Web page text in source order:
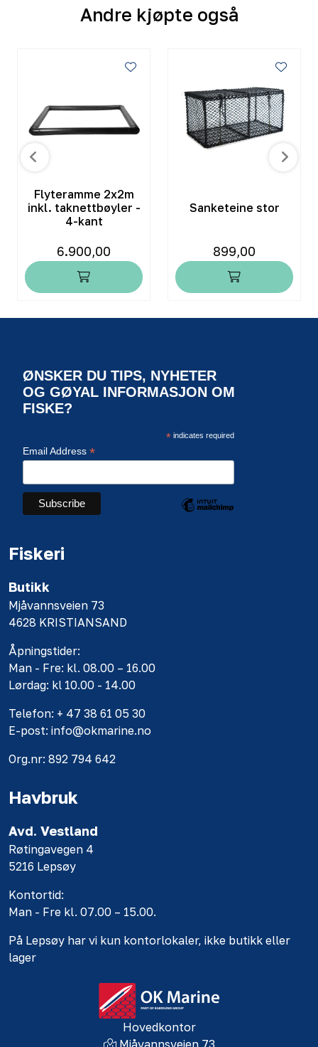
Andre kjøpte også
Flyteramme 2x2m
inkl. taknettbøyler -
4-kant
6.900,00
Sanketeine stor
899,00
ØNSKER DU TIPS, NYHETER
OG GØYAL INFORMASJON OM
FISKE?
*indicates required
Email Address *
Fiskeri
Butikk
Mjåvannsveien 73
4628 KRISTIANSAND
Åpningstider:
Man - Fre: kl. 08.00 – 16.00
Lørdag: kl 10.00 - 14.00
Telefon: + 47 38 61 05 30
E-post: info@okmarine.no
Org.nr: 892 794 642
Havbruk
Avd. Vestland
Røtingavegen 4
5216 Lepsøy
Kontortid:
Man - Fre kl. 07.00 – 15.00.
På Lepsøy har vi kun kontorlokaler, ikke butikk eller
lager
Hovedkontor
Mjåvannsveien 73